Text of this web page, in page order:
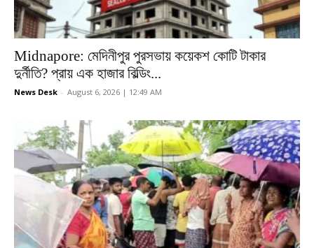
Midnapore: মেদিনীপুর পুরসভায় কয়েকশ কোটি টাকার
দুর্নীতি? প্রায় এক হাজার বিল্ডিং...
News Desk - August 6, 2026 | 12:49 AM